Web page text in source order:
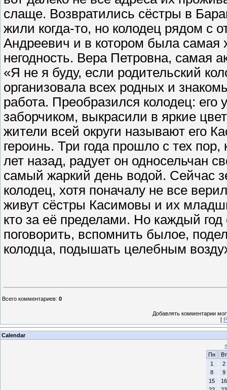
слаще. Возвратились сёстры в
жили когда-то, но колодец рядом с
Андреевич и в котором была самая
негодность. Вера Петровна, самая
«Я не я буду, если родительский
организовала всех родных и
работа. Преобразился колодец: его
заборчиком, выкрасили в яркие
жители всей округи называют его
героинь. Три года прошло с тех
лет назад, радует он односельчан
самый жаркий день водой. Сейчас
колодец, хотя поначалу не все
живут сёстры Касимовы и их
кто за её пределами. Но каждый
поговорить, вспомнить былое,
колодца, подышать целебным
Всего комментариев: 0
Добавлять комментарии
[
Calendar
«
Пн
Вт
1
2
8
9
15
16